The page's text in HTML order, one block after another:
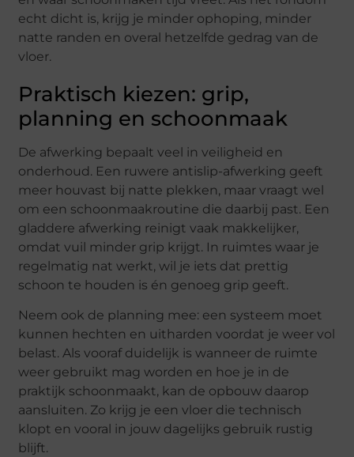
echt dicht is, krijg je minder ophoping, minder
natte randen en overal hetzelfde gedrag van de
vloer.
Praktisch kiezen: grip,
planning en schoonmaak
De afwerking bepaalt veel in veiligheid en
onderhoud. Een ruwere antislip-afwerking geeft
meer houvast bij natte plekken, maar vraagt wel
om een schoonmaakroutine die daarbij past. Een
gladdere afwerking reinigt vaak makkelijker,
omdat vuil minder grip krijgt. In ruimtes waar je
regelmatig nat werkt, wil je iets dat prettig
schoon te houden is én genoeg grip geeft.
Neem ook de planning mee: een systeem moet
kunnen hechten en uitharden voordat je weer vol
belast. Als vooraf duidelijk is wanneer de ruimte
weer gebruikt mag worden en hoe je in de
praktijk schoonmaakt, kan de opbouw daarop
aansluiten. Zo krijg je een vloer die technisch
klopt en vooral in jouw dagelijks gebruik rustig
blijft.